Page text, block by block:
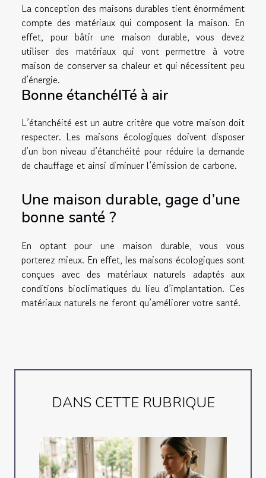
La conception des maisons durables tient énormément
compte des matériaux qui composent la maison. En
effet, pour bâtir une maison durable, vous devez
utiliser des matériaux qui vont permettre à votre
maison de conserver sa chaleur et qui nécessitent peu
d’énergie.
Bonne étanchéITé à air
L’étanchéité est un autre critère que votre maison doit
respecter. Les maisons écologiques doivent disposer
d’un bon niveau d’étanchéité pour réduire la demande
de chauffage et ainsi diminuer l’émission de carbone.
Une maison durable, gage d’une
bonne santé ?
En optant pour une maison durable, vous vous
porterez mieux. En effet, les maisons écologiques sont
conçues avec des matériaux naturels adaptés aux
conditions bioclimatiques du lieu d’implantation. Ces
matériaux naturels ne feront qu’améliorer votre santé.
DANS CETTE RUBRIQUE